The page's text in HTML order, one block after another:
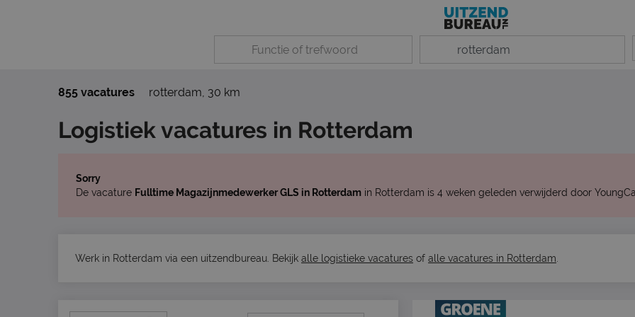
855 vacatures rotterdam, 30 km
Logistiek vacatures in Rotterdam
Sorry
De vacature Fulltime Magazijnmedewerker GLS in Rotterdam in Rotterdam is 4 weken geleden verwijderd door
Werk in Rotterdam via een uitzendbureau. Bekijk alle logistieke vacatures of alle vacatures in Rotterdam